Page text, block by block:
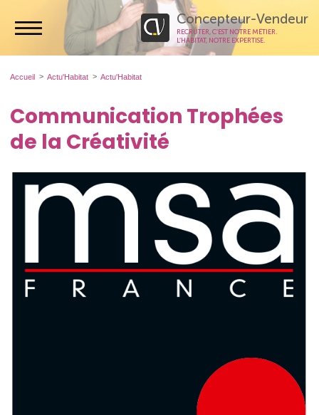
Concepteur-Vendeur
RECRUTER, C’EST NOTRE MÉTIER.
L’HABITAT, NOTRE EXPERTISE.
Accueil Actu'Habitat Actu'Habitat
Communication Trophées
de la Créativité